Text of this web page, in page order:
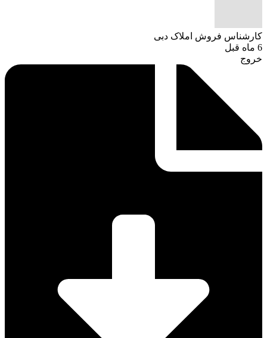
کارشناس فروش املاک دبی
6 ماه قبل
خروج